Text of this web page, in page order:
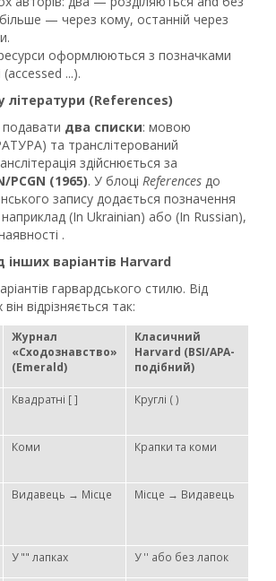
— через кому, останній через
оформлюються з позначками
(accessed ...).
літератури (References)
два списки: мовою
та транслітерований
здійснюється за
PCGN (1965). У блоці References до
запису додається позначення
наприклад (In Ukrainian) або (In Russian),
.
інших варіантів Harvard
гарвардського стилю. Від
відрізняється так:
Журнал
«Сходознавство»
(Emerald)
Класичний
Harvard (BSI/APA-
подібний)
Квадратні [ ] Круглі ( )
Коми Крапки та коми
Видавець → Місце Місце → Видавець
У "" лапках У '' або без лапок